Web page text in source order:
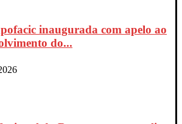
inaugurada com apelo ao
do...